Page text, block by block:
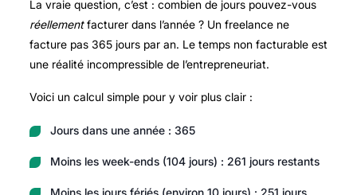
La vraie question, c’est : combien de jours pouvez-vous
réellementfacturer dans l’année ? Un freelance ne
facture pas 365 jours par an. Le temps non facturable est
une réalité incompressible de l’entrepreneuriat.
Voici un calcul simple pour y voir plus clair :
Jours dans une année : 365
Moins les week-ends (104 jours) : 261 jours restants
Moins les jours fériés (environ 10 jours) : 251 jours